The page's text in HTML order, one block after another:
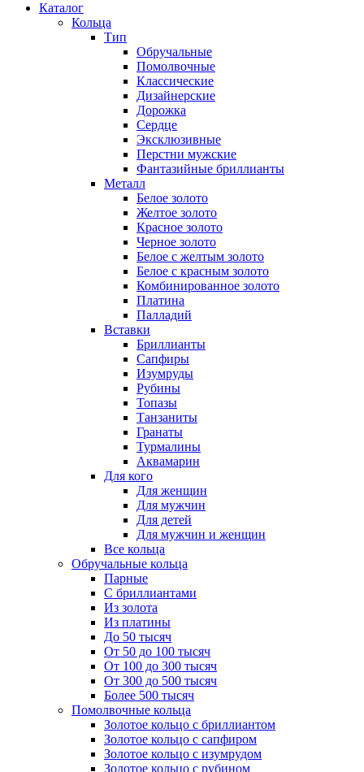
Каталог
Кольца
Тип
Обручальные
Помолвочные
Классические
Дизайнерские
Дорожка
Сердце
Эксклюзивные
Перстни мужские
Фантазийные бриллианты
Металл
Белое золото
Желтое золото
Красное золото
Черное золото
Белое с желтым золото
Белое с красным золото
Комбинированное золото
Платина
Палладий
Вставки
Бриллианты
Сапфиры
Изумруды
Рубины
Топазы
Танзаниты
Гранаты
Турмалины
Аквамарин
Для кого
Для женщин
Для мужчин
Для детей
Для мужчин и женщин
Все кольца
Обручальные кольца
Парные
С бриллиантами
Из золота
Из платины
До 50 тысяч
От 50 до 100 тысяч
От 100 до 300 тысяч
От 300 до 500 тысяч
Более 500 тысяч
Помолвочные кольца
Золотое кольцо с бриллиантом
Золотое кольцо с сапфиром
Золотое кольцо с изумрудом
Золотое кольцо с рубином